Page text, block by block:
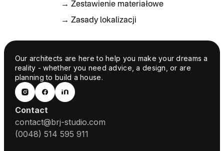
→ Zestawienie materiałowe
→ Zasady lokalizacji
Our architects are here to help you make your dreams a
reality - whether you need advice, a design, or are
planning to build a house.
Contact
contact@brj-studio.com
(0048) 514 595 911